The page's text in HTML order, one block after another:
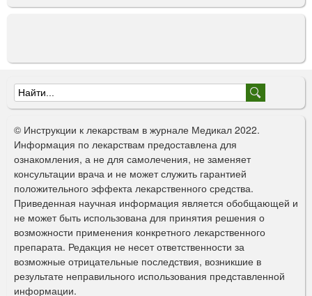
Ф
о
р
м
а
п
о
и
с
© Инструкции к лекарствам в журнале Медикал 2022.
Информация по лекарствам предоставлена для
ознакомления, а не для самолечения, не заменяет
консультации врача и не может служить гарантией
положительного эффекта лекарственного средства.
Приведенная научная информация является обобщающей и
не может быть использована для принятия решения о
возможности применения конкретного лекарственного
препарата. Редакция не несет ответственности за
возможные отрицательные последствия, возникшие в
результате неправильного использования представленной
информации.